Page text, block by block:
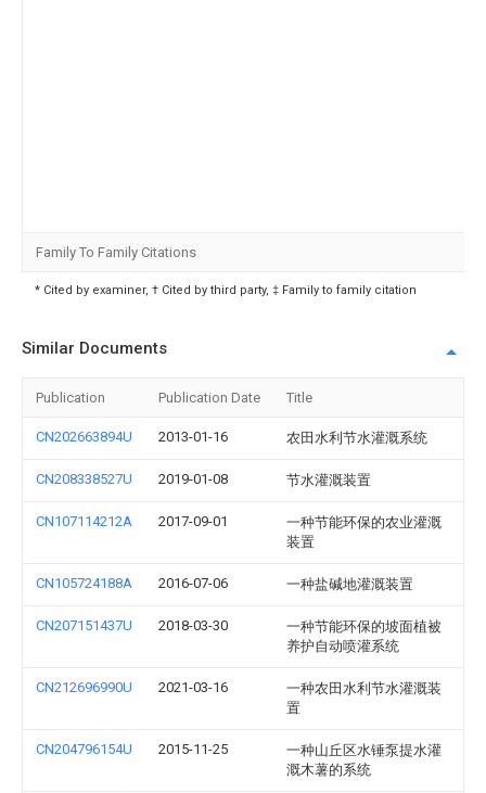
Family To Family Citations
* Cited by examiner, † Cited by third party, ‡ Family to family citation
Similar Documents
Publication Publication Date Title
CN202663894U 2013-01-16 农田水利节水灌溉系统
CN208338527U 2019-01-08 节水灌溉装置
CN107114212A 2017-09-01
一种节能环保的农业灌溉
装置
CN105724188A 2016-07-06 一种盐碱地灌溉装置
CN207151437U 2018-03-30
一种节能环保的坡面植被
养护自动喷灌系统
CN212696990U 2021-03-16
一种农田水利节水灌溉装
置
CN204796154U 2015-11-25
一种山丘区水锤泵提水灌
溉木薯的系统